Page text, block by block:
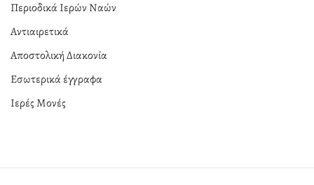
Περιοδικά Ιερών Ναών
Αντιαιρετικά
Αποστολική Διακονία
Εσωτερικά έγγραφα
Ιερές Μονές